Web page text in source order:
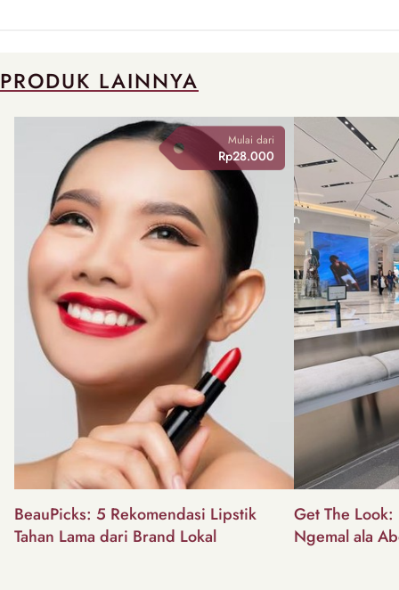
PRODUK LAINNYA
Mulai dari
Rp28.000
BeauPicks: 5 Rekomendasi Lipstik
Tahan Lama dari Brand Lokal
Get The
Ngemal ala